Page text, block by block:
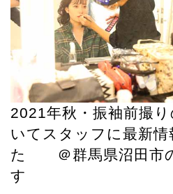
2021年秋・振袖前撮
いてスタッフに最新情
た ＠群馬県沼田市
す